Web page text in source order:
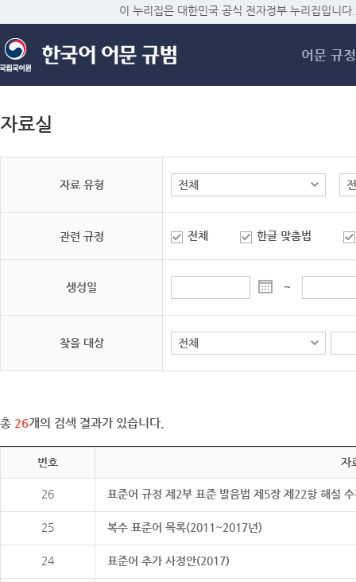
메
이 누리집은 대한민국 공식 전자정부 누리집입니다.
어문 규정
자료실
자료 유형
관련 규정 전체 한글 맞춤법
생성일 ~
찾을 대상
총 26개의 검색 결과가 있습니다.
번호 자
26 표준어 규정 제2부 표준 발음법 제5장 제22항 해설
25 복수 표준어 목록(2011~2017년)
24 표준어 추가 사정안(2017)